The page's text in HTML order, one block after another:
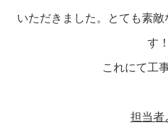
いただきました。とても素
す！
これにて工
担当者